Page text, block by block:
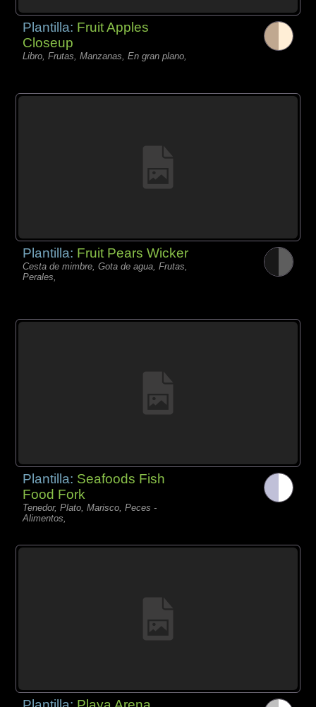
Plantilla: Fruit Apples
Closeup
Libro, Frutas, Manzanas, En gran plano,
Plantilla: Fruit Pears Wicker
Cesta de mimbre, Gota de agua, Frutas,
Perales,
Plantilla: Seafoods Fish
Food Fork
Tenedor, Plato, Marisco, Peces -
Alimentos,